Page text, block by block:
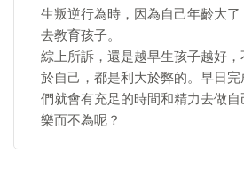
生叛逆行為時，因為自己年齡大
去教育孩子。
綜上所訴，還是越早生孩子越好
於自己，都是利大於弊的。早日
們就會有充足的時間和精力去做
樂而不為呢？